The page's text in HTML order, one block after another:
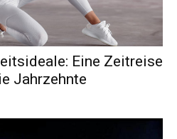
Eine Zeitreise
Jahrzehnte